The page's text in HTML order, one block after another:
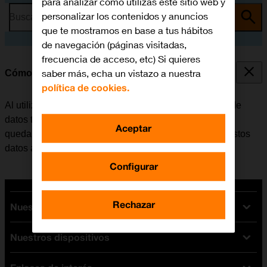
Busca por problema o tema
Cómo borrar datos temporales
Al utilizar apps en el móvil, se guardan distintos tipos de
datos temporalmente en su memoria. Si el móvil se va
quedando sin memoria disponible, la eliminación de estos
datos ayuda a liberar espacio.
Nuestras tarifas
Tarifas Orange
Tarifas fibra y móvil
Nuestros dispositivos
personalizar los contenidos y anuncios
que te mostramos en base a tus hábitos
de navegación (páginas visitadas,
frecuencia de acceso, etc) Si quieres
saber más, echa un vistazo a nuestra
política de cookies.
Configurar
Rechazar
Aceptar